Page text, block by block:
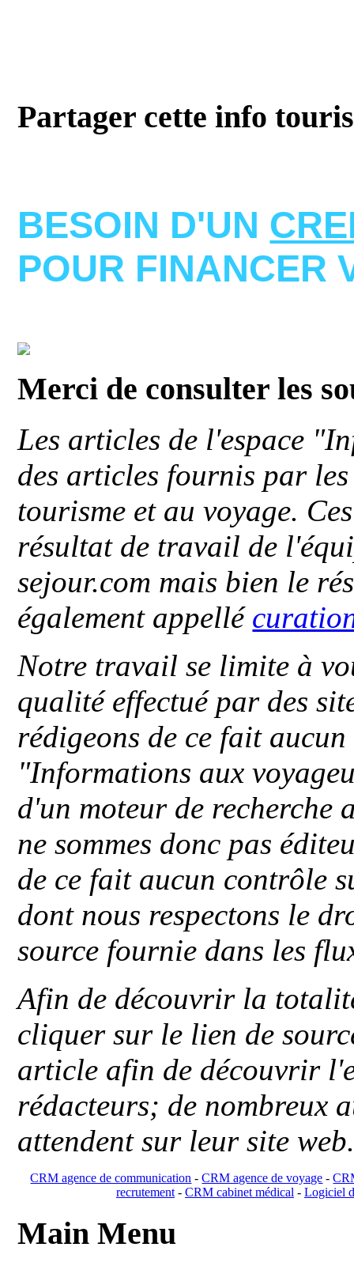
Partager cette info
BESOIN D'UN
POUR FINANCER
Merci de consulter les
Les articles de l'espace
des articles fournis par
tourisme et au voyage.
résultat de travail de
sejour.com mais bien le
également appellé
Notre travail se limite à
qualité effectué par des
rédigeons de ce fait
"Informations aux
d'un moteur de recherche
ne sommes donc pas
de ce fait aucun contrôle
dont nous respectons le
source fournie dans les
Afin de découvrir la
cliquer sur le lien de
article afin de découvrir
rédacteurs; de nombreux
attendent sur leur site
CRM agence de communication -CRM agence de voyage -
recrutement- CRM cabinet médical- Logiciel
Main Menu